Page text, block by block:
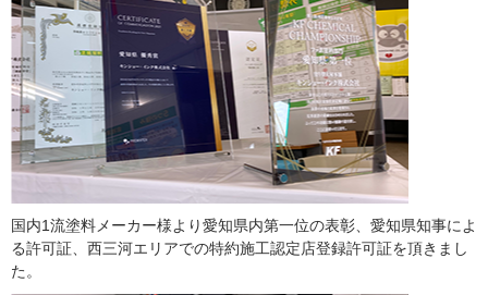
国内1流塗料メーカー様より愛知県内第一位の表彰、愛知県知事によ
る許可証、西三河エリアでの特約施工認定店登録許可証を頂きまし
た。